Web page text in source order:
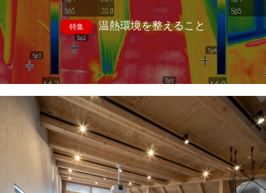
特集 温熱環境を整えること